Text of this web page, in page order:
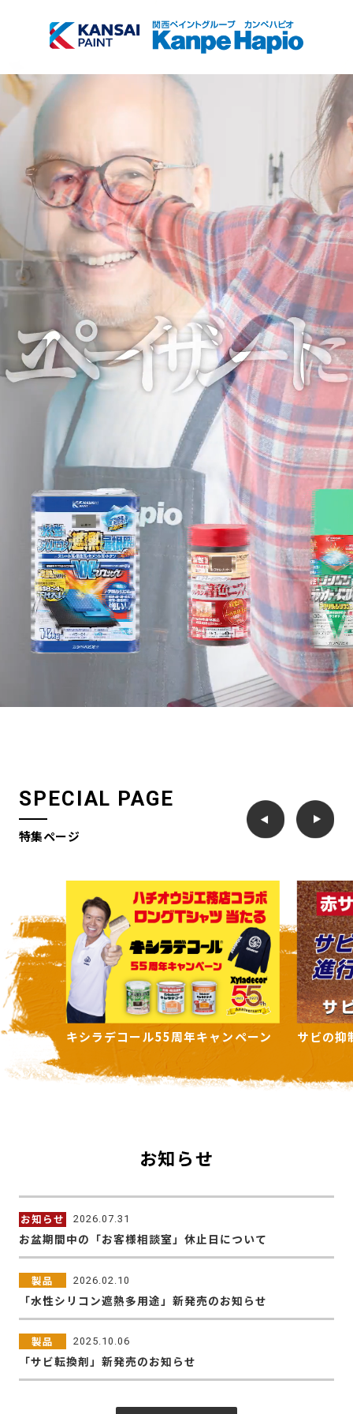
お問い合わせ
関西ペイントHP
TOP
会社情報
サブメニュー開
閉
採用情報
サブメニュー開
閉
お知らせ
塗装方法
塗料の選び方
カラーシミュレーション
Q&A
SPECIAL PAGE
特集ページ
ペーン サビの抑制をSTOP「サビ転換剤」
住まい
お知らせ
お知らせ 2026.07.31
お盆期間中の「お客様相談室」休止日について
製品 2026.02.10
「水性シリコン遮熱多用途」新発売のお知らせ
製品 2025.10.06
「サビ転換剤」新発売のお知らせ